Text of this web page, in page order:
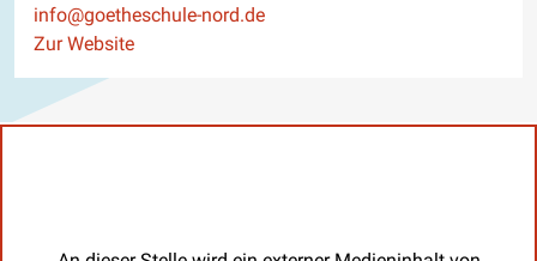
E-Mail
info@goetheschule-nord.de
Website
Zur Website